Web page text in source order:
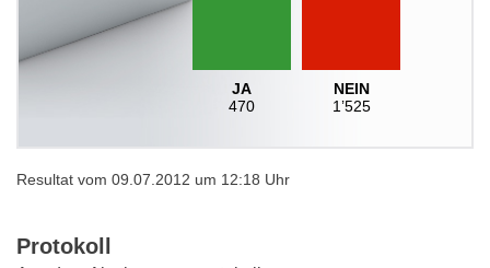
JA
470
NEIN
1’525
Resultat vom 09.07.2012 um 12:18 Uhr
Protokoll